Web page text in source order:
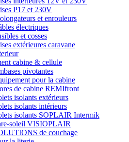
P17 et 230V
et enrouleurs
électriques
et cosses
extérieures caravane
cabine & cellule
pivotantes
pour la cabine
de cabine REMIfront
isolants extérieurs
isolants intérieurs
isolants SOPLAIR Intermik
soleil VISIOPLAIR
de couchage